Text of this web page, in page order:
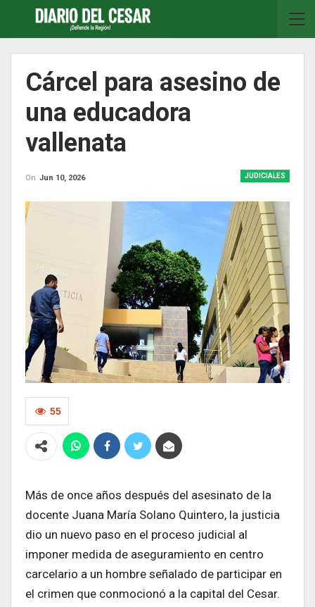
Cárcel para asesino de
una educadora
vallenata
JUDICIALES
On Jun 10, 2026
55
Más de once años después del asesinato de la
docente Juana María Solano Quintero, la justicia
dio un nuevo paso en el proceso judicial al
imponer medida de aseguramiento en centro
carcelario a un hombre señalado de participar en
el crimen que conmocionó a la capital del Cesar.